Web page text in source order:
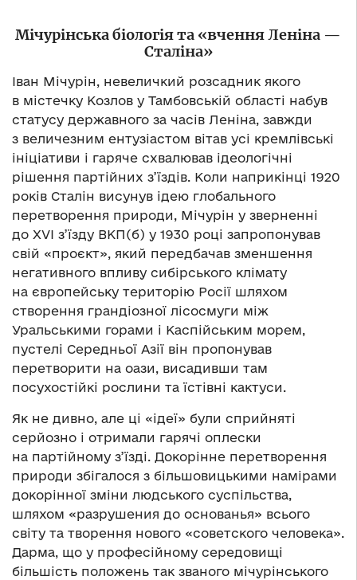
Мічурінська біологія та «вчення Леніна —
Сталіна»
Іван Мічурін, невеличкий розсадник якого
в містечку Козлов у Тамбовській області набув
статусу державного за часів Леніна, завжди
з величезним ентузіастом вітав усі кремлівські
ініціативи і гаряче схвалював ідеологічні
рішення партійних з’їздів. Коли наприкінці 1920
років Сталін висунув ідею глобального
перетворення природи, Мічурін у зверненні
до XVI з’їзду ВКП(б) у 1930 році запропонував
свій «проєкт», який передбачав зменшення
негативного впливу сибірського клімату
на європейську територію Росії шляхом
створення грандіозної лісосмуги між
Уральськими горами і Каспійським морем,
пустелі Середньої Азії він пропонував
перетворити на оази, висадивши там
посухостійкі рослини та їстівні кактуси.
Як не дивно, але ці «ідеї» були сприйняті
серйозно і отримали гарячі оплески
на партійному з’їзді. Докорінне перетворення
природи збігалося з більшовицькими намірами
докорінної зміни людського суспільства,
шляхом «разрушения до основанья» всього
світу та творення нового «советского человека».
Дарма, що у професійному середовищі
більшість положень так званого мічурінського